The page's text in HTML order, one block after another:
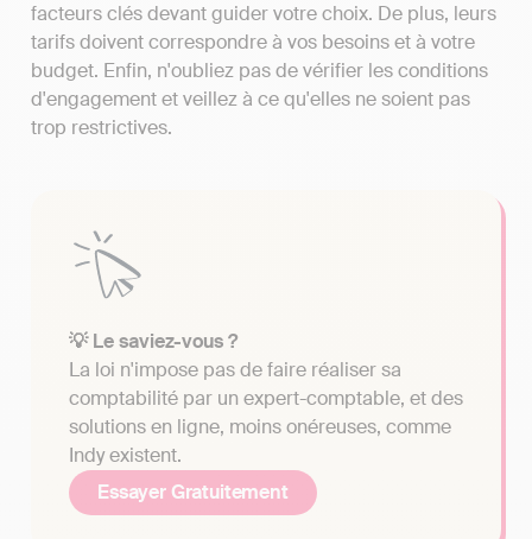
facteurs clés devant guider votre choix. De plus, leurs
tarifs doivent correspondre à vos besoins et à votre
budget. Enfin, n'oubliez pas de vérifier les conditions
d'engagement et veillez à ce qu'elles ne soient pas
trop restrictives.
💡 Le saviez-vous ?
La loi n'impose pas de faire réaliser sa
comptabilité par un expert-comptable, et des
solutions en ligne, moins onéreuses, comme
Indy existent.
Essayer Gratuitement